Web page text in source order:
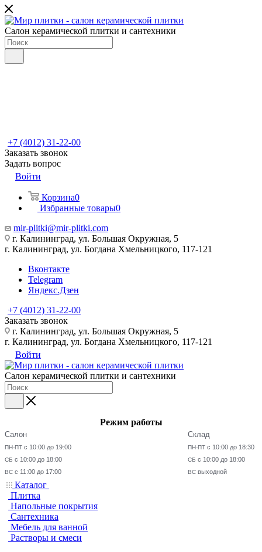
Салон керамической плитки и сантехники
+7 (4012) 31-22-00
Заказать звонок
Задать вопрос
Войти
Корзина0
Избранные товары0
mir-plitki@mir-plitki.com
г. Калининград, ул. Большая Окружная, 5
г. Калининград, ул. Богдана Хмельницкого, 117-121
Вконтакте
Telegram
Яндекс.Дзен
+7 (4012) 31-22-00
Заказать звонок
г. Калининград, ул. Большая Окружная, 5
г. Калининград, ул. Богдана Хмельницкого, 117-121
Войти
Салон керамической плитки и сантехники
Режим работы
Салон
ПН-ПТ с 10:00 до 19:00
СБ с 10:00 до 18:00
ВС с 11:00 до 17:00
Склад
ПН-ПТ с 10:00 до 18:30
СБ с 10:00 до 18:00
ВС выходной
Каталог
Плитка
Напольные покрытия
Сантехника
Мебель для ванной
Растворы и смеси